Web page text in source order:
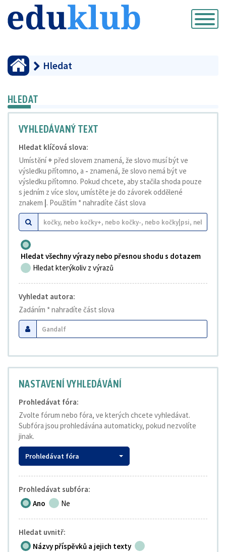
Přepnout
navigaci
Hledat
HLEDAT
VYHLEDÁVANÝ TEXT
Hledat klíčová slova:
Umístění+ před slovem znamená, že slovo musí být ve
výsledku přítomno, a - znamená, že slovo nemá být ve
výsledku přítomno. Pokud chcete, aby stačila shoda pouze
s jedním z více slov, umístěte je do závorek oddělené
znakem |. Použitím * nahradíte část slova
Hledat všechny výrazy nebo přesnou shodu s dotazem
Hledat kterýkoliv z výrazů
Vyhledat autora:
Zadáním * nahradíte část slova
NASTAVENÍ VYHLEDÁVÁNÍ
Prohledávat fóra:
Zvolte fórum nebo fóra, ve kterých chcete vyhledávat.
Subfóra jsou prohledávána automaticky, pokud nezvolíte
jinak.
Prohledávat fóra
Prohledávat subfóra:
Ano
Ne
Hledat uvnitř:
Názvy příspěvků a jejich texty